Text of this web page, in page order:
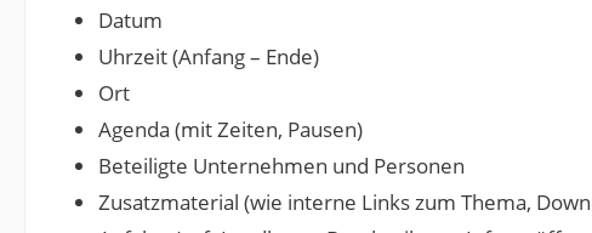
Datum
Uhrzeit (Anfang – Ende)
Ort
Agenda (mit Zeiten, Pausen)
Beteiligte Unternehmen und Personen
Zusatzmaterial (wie interne Links zum Thema,